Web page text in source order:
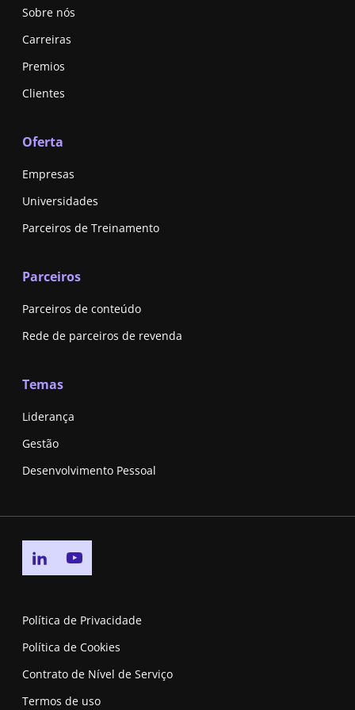
Sobre nós
Carreiras
Premios
Clientes
Oferta
Empresas
Universidades
Parceiros de Treinamento
Parceiros
Parceiros de conteúdo
Rede de parceiros de revenda
Temas
Liderança
Gestão
Desenvolvimento Pessoal
Go to linkedin page
Política de Privacidade
Política de Cookies
Contrato de Nível de Serviço
Termos de uso